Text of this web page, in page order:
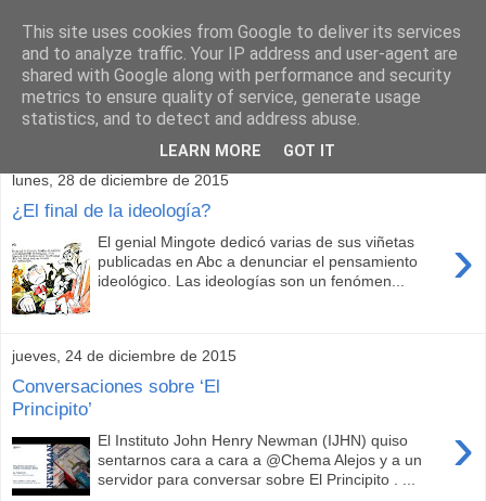
lunes, 28 de diciembre de 2015
¿El final de la ideología?
›
El genial Mingote dedicó varias de sus viñetas
publicadas en Abc a denunciar el pensamiento
ideológico. Las ideologías son un fenómen...
jueves, 24 de diciembre de 2015
Conversaciones sobre ‘El
Principito’
›
El Instituto John Henry Newman (IJHN) quiso
sentarnos cara a cara a @Chema Alejos y a un
servidor para conversar sobre El Principito . ...
This site uses cookies from Google to deliver its services
and to analyze traffic. Your IP address and user-agent are
shared with Google along with performance and security
metrics to ensure quality of service, generate usage
statistics, and to detect and address abuse.
LEARN MORE GOT IT